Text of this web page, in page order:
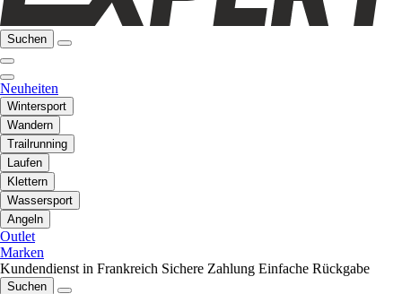
Suchen
Neuheiten
Wintersport
Wandern
Trailrunning
Laufen
Klettern
Wassersport
Angeln
Outlet
Marken
Kundendienst in Frankreich Sichere Zahlung Einfache Rückgabe
Suchen